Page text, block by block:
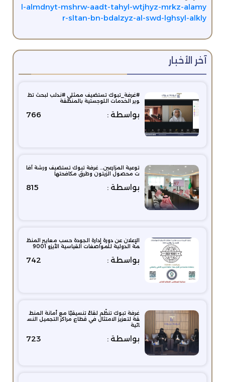
l-almdnyt-mshrw-aadt-tahyl-wtjhyz-mrkz-alamy
r-sltan-bn-bdalzyz-al-swd-lghsyl-alkly
آخر الأخبار
#غرفة_تبوك‬⁩ تستضيف ممثلي ⁧#ندلب‬⁩ لبحث تط
وير الخدمات اللوجستية بالمنطقة
بواسطة : 766
توعية المزارعين… غرفة تبوك تستضيف ورشة آفا
ت محصول الزيتون وطرق مكافحتها
بواسطة : 815
الإعلان عن دورة إدارة الجودة حسب معايير المنظ
مة الدولية للمواصفات القياسية الأيزو 9001
بواسطة : 742
غرفة تبوك تنظّم لقاءً تنسيقيًا مع أمانة المنط
قة لتعزيز الامتثال في قطاع مراكز التجميل النس
ائية
بواسطة : 723